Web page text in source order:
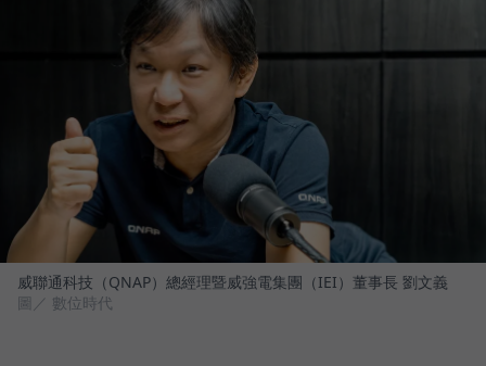
威聯通科技（QNAP）總經理暨威強電集團（IEI）董事長 劉文義
圖／ 數位時代